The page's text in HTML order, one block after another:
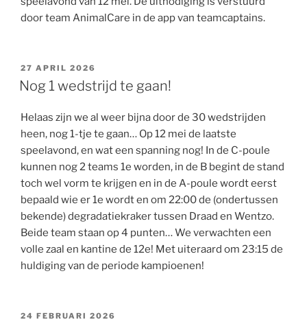
door team AnimalCare in de app van teamcaptains.
GEPLAATST
OP
27 APRIL 2026
Nog 1 wedstrijd te gaan!
Helaas zijn we al weer bijna door de 30 wedstrijden
heen, nog 1-tje te gaan… Op 12 mei de laatste
speelavond, en wat een spanning nog! In de C-poule
kunnen nog 2 teams 1e worden, in de B begint de stand
toch wel vorm te krijgen en in de A-poule wordt eerst
bepaald wie er 1e wordt en om 22:00 de (ondertussen
bekende) degradatiekraker tussen Draad en Wentzo.
Beide team staan op 4 punten… We verwachten een
volle zaal en kantine de 12e! Met uiteraard om 23:15 de
huldiging van de periode kampioenen!
GEPLAATST
24 FEBRUARI 2026